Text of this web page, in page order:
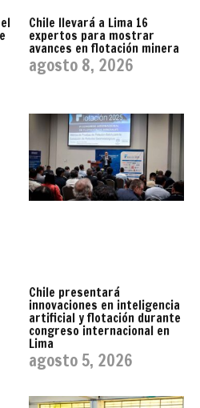
Chile llevará a Lima 16
expertos para mostrar
avances en flotación minera
agosto 8, 2026
Chile presentará
innovaciones en inteligencia
artificial y flotación durante
congreso internacional en
Lima
agosto 5, 2026